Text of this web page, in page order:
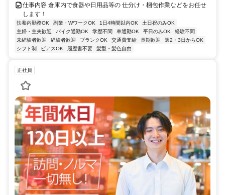
仕事内容 倉庫内で食器や日用品等の 仕分け・梱包作業などをお任せ
します！
扶養内勤務OK 副業・WワークOK 1日4時間以内OK
土日祝のみOK
主婦・主夫歓迎
バイク通勤OK 学歴不問 車通勤OK 平日のみOK
経験不問
未経験者歓迎
経験者歓迎 ブランクOK 交通費支給 長期歓迎
週2・3日からOK
シフト制
ピアスOK 履歴書不要 髪型・髪色自由
正社員